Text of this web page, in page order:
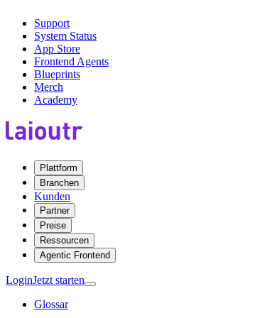
Support
System Status
App Store
Frontend Agents
Blueprints
Merch
Academy
Plattform
Branchen
Kunden
Partner
Preise
Ressourcen
Agentic Frontend
LoginJetzt starten
Glossar